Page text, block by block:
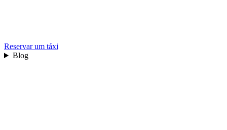
Reservar um táxi
Blog